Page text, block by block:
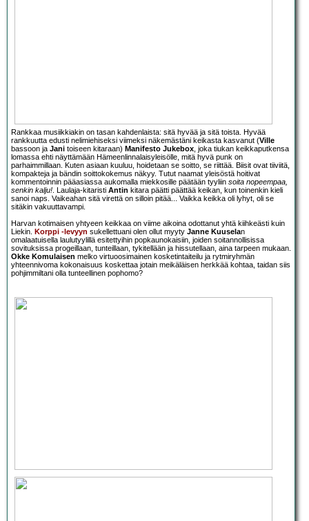
Rankkaa musiikkiakin on tasan kahdenlaista: sitä hyvää ja sitä toista. Hyvää
rankkuutta edusti nelimiehiseksi viimeksi näkemästäni keikasta kasvanut (Ville
bassoon ja Jani toiseen kitaraan) Manifesto Jukebox, joka tiukan keikkaputkensa
lomassa ehti näyttämään Hämeenlinnalaisyleisölle, mitä hyvä punk on
parhaimmillaan. Kuten asiaan kuuluu, hoidetaan se soitto, se riittää. Biisit ovat tiiviitä,
kompakteja ja bändin soittokokemus näkyy. Tutut naamat yleisöstä hoitivat
kommentoinnin pääasiassa aukomalla miekkosille päätään tyyliin soita nopeempaa,
senkin kalju!. Laulaja-kitaristi Antin kitara päätti päättää keikan, kun toinenkin kieli
sanoi naps. Vaikeahan sitä virettä on silloin pitää... Vaikka keikka oli lyhyt, oli se
sitäkin vakuuttavampi.
Harvan kotimaisen yhtyeen keikkaa on viime aikoina odottanut yhtä kiihkeästi kuin
Liekin. Korppi -levyyn sukellettuani olen ollut myyty Janne Kuuselan
omalaatuisella laulutyylillä esitettyihin popkaunokaisiin, joiden soitannollisissa
sovituksissa progeillaan, tunteillaan, tykitellään ja hissutellaan, aina tarpeen mukaan.
Okke Komulaisen melko virtuoosimainen kosketintaiteilu ja rytmiryhmän
yhteennivoma kokonaisuus koskettaa jotain meikäläisen herkkää kohtaa, taidan siis
pohjimmiltani olla tunteellinen pophomo?